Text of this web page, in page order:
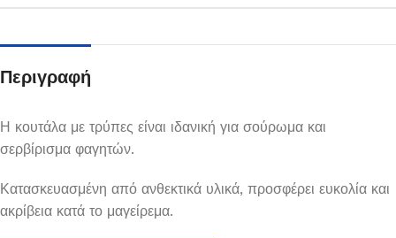
Περιγραφή
Η κουτάλα με τρύπες είναι ιδανική για σούρωμα και
σερβίρισμα φαγητών.
Κατασκευασμένη από ανθεκτικά υλικά, προσφέρει ευκολία και
ακρίβεια κατά το μαγείρεμα.